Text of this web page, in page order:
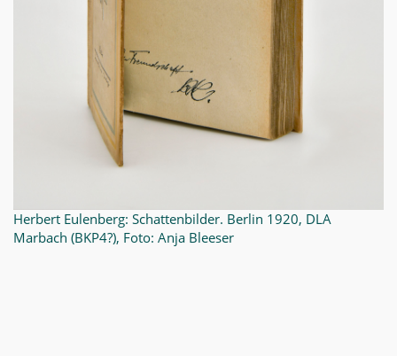
Herbert Eulenberg: Schattenbilder. Berlin 1920, DLA
Marbach (BKP4?), Foto: Anja Bleeser